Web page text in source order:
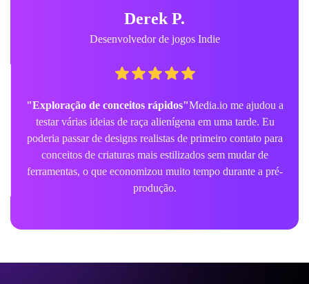
Derek P.
Desenvolvedor de jogos Indie
"Exploração de conceitos rápidos"Media.io me ajudou a
testar várias ideias de raça alienígena em uma tarde. Eu
poderia passar de designs realistas de primeiro contato para
conceitos de criaturas mais estilizados sem mudar de
ferramentas, o que economizou muito tempo durante a pré-
produção.